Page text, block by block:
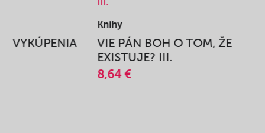
VYKÚPENIA
Knihy
VIE PÁN BOH O TOM, ŽE
EXISTUJE? III.
8,64 €